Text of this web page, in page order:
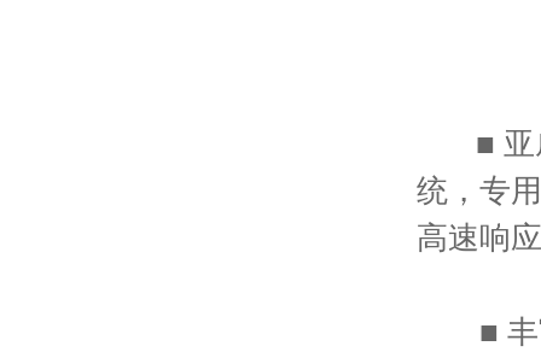
■ 亚威
统，专
高速响
■ 丰富